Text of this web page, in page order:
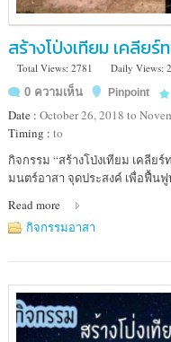
สร้างโป่งเทียม เคลีย
Total Views: 2781
Daily Views: 2
0 ความเห็น
Pinpoint
Date : October 26, 2018 to
Timing : to
Location
:
รักษา
พันธุ์
ป่า
เขา
สอยดาว
จันทบุรี
กิจกรรม “สร้างโป่งเทียม เคลีย
มนตร์อาสา จุดประสงค์ เพื่อฟื้น
Read more
กิจกรรมอาสา